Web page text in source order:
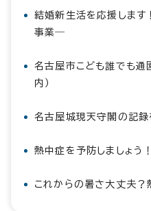
結婚新生活を応援しま
事業―
名古屋市こども誰でも通
内）
名古屋城現天守閣の記録
熱中症を予防しましょう！
これからの暑さ大丈夫？